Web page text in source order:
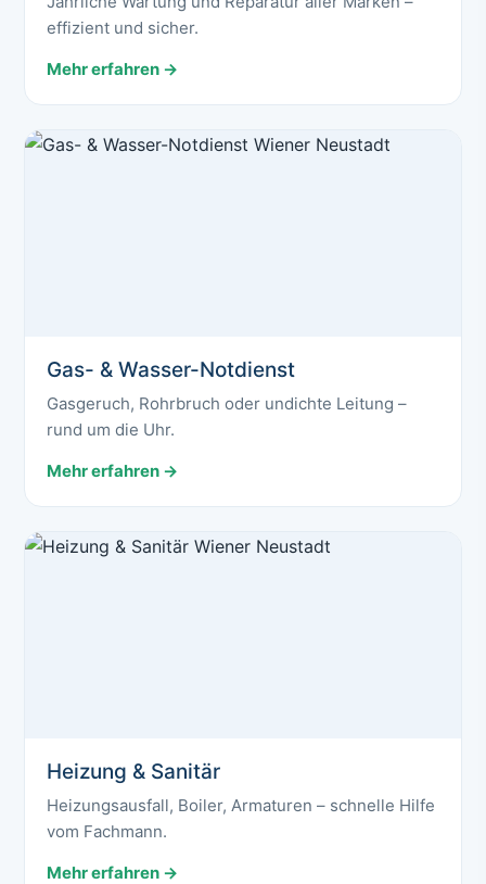
effizient und sicher.
Mehr erfahren →
Gas- & Wasser-Notdienst
Gasgeruch, Rohrbruch oder undichte Leitung –
rund um die Uhr.
Mehr erfahren →
Heizung & Sanitär
Heizungsausfall, Boiler, Armaturen – schnelle Hilfe
vom Fachmann.
Mehr erfahren →